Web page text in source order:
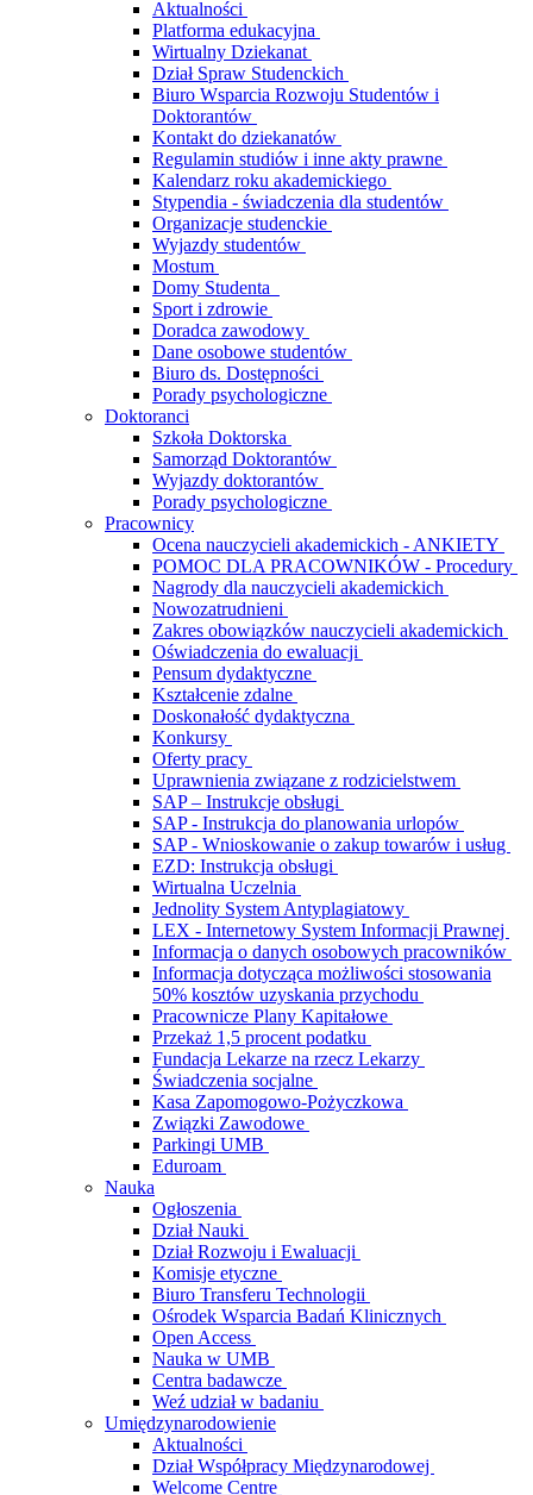
Aktualności
Platforma edukacyjna
Wirtualny Dziekanat
Dział Spraw Studenckich
Biuro Wsparcia Rozwoju Studentów i
Doktorantów
Kontakt do dziekanatów
Regulamin studiów i inne akty prawne
Kalendarz roku akademickiego
Stypendia - świadczenia dla studentów
Organizacje studenckie
Wyjazdy studentów
Mostum
Domy Studenta
Sport i zdrowie
Doradca zawodowy
Dane osobowe studentów
Biuro ds. Dostępności
Porady psychologiczne
Doktoranci
Szkoła Doktorska
Samorząd Doktorantów
Wyjazdy doktorantów
Porady psychologiczne
Pracownicy
Ocena nauczycieli akademickich - ANKIETY
POMOC DLA PRACOWNIKÓW - Procedury
Nagrody dla nauczycieli akademickich
Nowozatrudnieni
Zakres obowiązków nauczycieli akademickich
Oświadczenia do ewaluacji
Pensum dydaktyczne
Kształcenie zdalne
Doskonałość dydaktyczna
Konkursy
Oferty pracy
Uprawnienia związane z rodzicielstwem
SAP – Instrukcje obsługi
SAP - Instrukcja do planowania urlopów
SAP - Wnioskowanie o zakup towarów i usług
EZD: Instrukcja obsługi
Wirtualna Uczelnia
Jednolity System Antyplagiatowy
LEX - Internetowy System Informacji Prawnej
Informacja o danych osobowych pracowników
Informacja dotycząca możliwości stosowania
50% kosztów uzyskania przychodu
Pracownicze Plany Kapitałowe
Przekaż 1,5 procent podatku
Fundacja Lekarze na rzecz Lekarzy
Świadczenia socjalne
Kasa Zapomogowo-Pożyczkowa
Związki Zawodowe
Parkingi UMB
Eduroam
Nauka
Ogłoszenia
Dział Nauki
Dział Rozwoju i Ewaluacji
Komisje etyczne
Biuro Transferu Technologii
Ośrodek Wsparcia Badań Klinicznych
Open Access
Nauka w UMB
Centra badawcze
Weź udział w badaniu
Umiędzynarodowienie
Aktualności
Dział Współpracy Międzynarodowej
Welcome Centre